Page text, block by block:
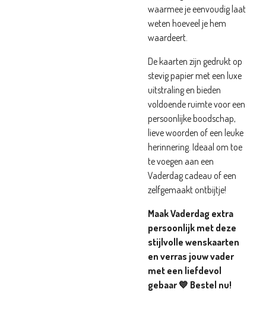
waarmee je eenvoudig laat
weten hoeveel je hem
waardeert.
De kaarten zijn gedrukt op
stevig papier met een luxe
uitstraling en bieden
voldoende ruimte voor een
persoonlijke boodschap,
lieve woorden of een leuke
herinnering. Ideaal om toe
te voegen aan een
Vaderdag cadeau of een
zelfgemaakt ontbijtje!
Maak Vaderdag extra
persoonlijk met deze
stijlvolle wenskaarten
en verras jouw vader
met een liefdevol
gebaar 💙 Bestel nu!